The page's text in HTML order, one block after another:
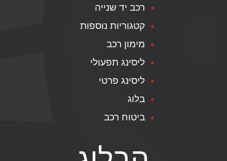
רכב יד שנייה
קטגוריות נוספות
מימון רכב
ליסינג תפעולי
ליסינג פרטי
בלוג
ביטוח רכב